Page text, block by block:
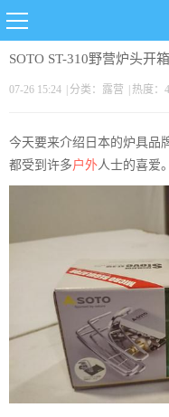
SOTO ST-310野营炉头开
07-26 15:24 分类： 露营 热度：
今天要来介绍日本的炉具品
都受到许多户外人士的喜爱。